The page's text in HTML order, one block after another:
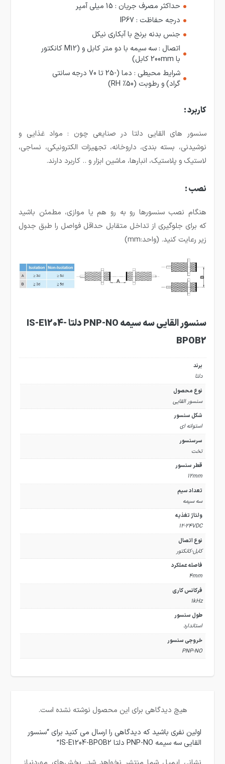
حداکثر مصرف جریان : 15 میلی آمپر
درجه حفاظت : IP67
جنس بدنه برنج با آبکاری نیکل
اتصال : سه سیمه با دو متر کابل و (M12 کانکتور
با 200mm کابل)
شرایط محیطی : دما (-25 تا 70 درجه سانتی
گراد) و رطوبت (50% RH)
کاربرد :
سنسور های القایی دلتا در صنایعی چون : مواد غذایی و
نوشیدنی، بسته بندی، داروخانه، تجهیزات الکترونیکی، نساجی،
لاستیک و پلاستیک، انبارها، ماشین ابزار و .. کاربرد دارند.
نصب :
هنگام نصب سنسورها رو به رو هم یا موازی، مطمئن باشید
که برای جلوگیری از تداخل متقابل حداقل فواصل را طبق جدول
زیر رعایت کنید. (واحد:mm)
سنسور القایی سه سیمه PNP-NO دلتا IS-E1204-
BPOB2
برند
دلتا
نوع محصول
سنسور القایی
شکل سنسور
استوانه ای
سرسنسور
تخت
قطر سنسور
12mm
تعداد سیم
سه سیمه
ولتاژ تغذیه
12-24VDC
نوع اتصال
کابل-کانکتور
فاصله عملکرد
4mm
فرکانس کاری
1kHz
طول سنسور
استاندارد
خروجی سنسور
PNP-NO
هیچ دیدگاهی برای این محصول نوشته نشده است.
اولین نفری باشید که دیدگاهی را ارسال می کنید برای “سنسور
القایی سه سیمه PNP-NO دلتا IS-E1204-BPOB2”